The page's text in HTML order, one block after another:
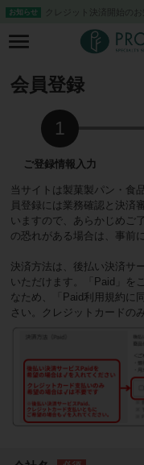
お知らせ クレジット決済開始のお
会員登録
当サイトは製菓製パン・食
員登録には業務確認と決済
いますので、あらかじめご
の恐れがある場合は、事前
決済方法は、後払い決済サ
いただけます。「Paid」を
なため、「Paid利用規約に
さい。クレジットカードの